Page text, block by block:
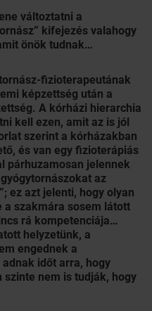
változtatni a
kifejezés valahogy
önök tudnak…
fizioterapeutának
képzettség után a
A kórházi hierarchia
kell ezen, amit az is jól
szerint a kórházakban
és van egy fizioterápiás
párhuzamosan jelennek
az
ez azt jelenti, hogy olyan
a szakmára sosem látott
rá kompetenciája…
helyzetünk, a
engednek a
időt arra, hogy
nem is tudják, hogy